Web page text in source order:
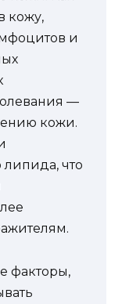
кожу,
и
—
кожи.
что
факторы,